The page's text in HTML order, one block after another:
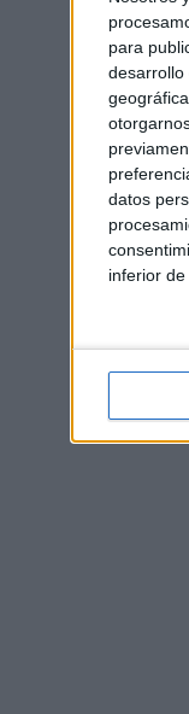
para
desarrollo
datos
inferior